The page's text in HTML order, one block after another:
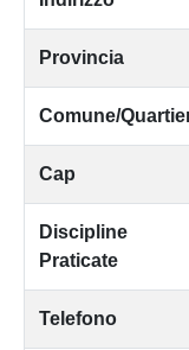
Provincia
Comune/
Cap
Discipline
Praticate
Telefono